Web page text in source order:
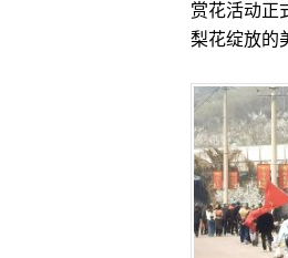
赏花活动正
梨花绽放的